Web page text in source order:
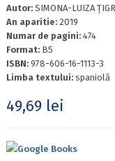
Autor: SIMONA-LUIZA
An aparitie: 2019
Numar de pagini: 474
Format: B5
ISBN: 978-606-16-1113-3
Limba textului: spaniolă
49,69 lei
Google Books